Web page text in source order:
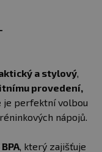
a stylový,
provedení,
je perfektní volbou
nápojů.
, který zajišťuje